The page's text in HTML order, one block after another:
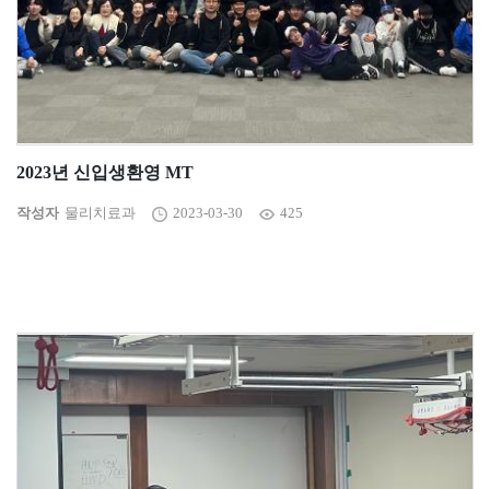
2023년 신입생환영 MT
작성자 물리치료과 2023-03-30 425